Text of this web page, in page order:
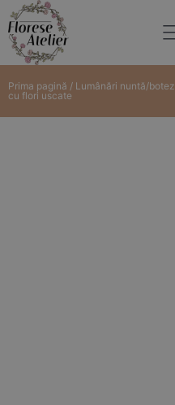
Prima pagină / Lumânări nuntă/botez
cu flori uscate